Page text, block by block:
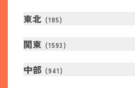
東北 (185)
関東 (1593 )
中部 (941 )